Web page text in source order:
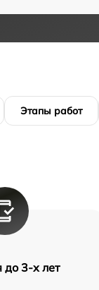
Этапы работ
до 3-х лет